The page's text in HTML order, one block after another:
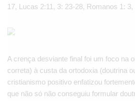
17, Lucas 2:11, 3: 23-28, Romanos 1: 3,
A crença desviante final foi um foco na
correta) à custa da ortodoxia (doutrina
cristianismo positivo enfatizou
que não só não conseguiu formular